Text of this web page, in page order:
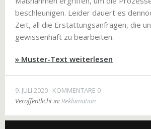
beschleunigen. Leider dauert es
Zeit, all die Erstattungsanfragen, die
gewissenhaft zu bearbeiten.
» Muster-Text weiterlesen
9. JULI 2020 KOMMENTARE 0
Veröffentlicht in:Reklamation